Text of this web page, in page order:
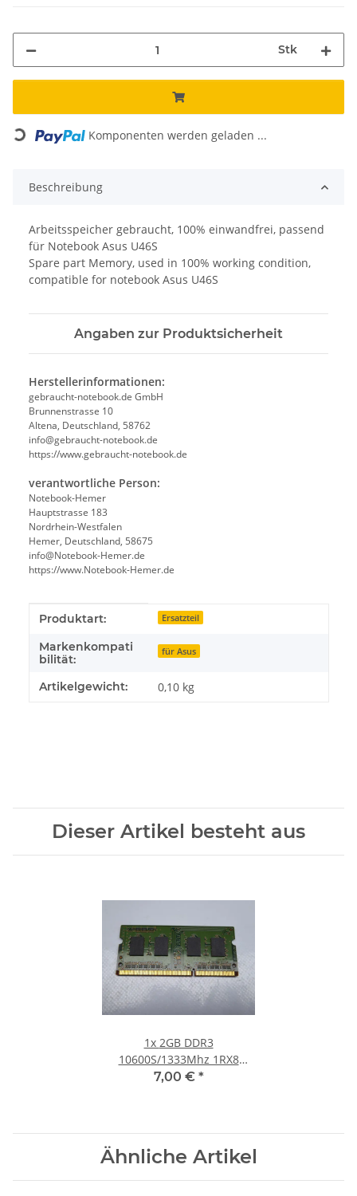
Stk
Loading... Komponenten werden geladen ...
Beschreibung
Arbeitsspeicher gebraucht, 100% einwandfrei, passend
für Notebook Asus U46S
Spare part Memory, used in 100% working condition,
compatible for notebook Asus U46S
Angaben zur Produktsicherheit
Herstellerinformationen:
gebraucht-notebook.de GmbH
Brunnenstrasse 10
Altena, Deutschland, 58762
info@gebraucht-notebook.de
https://www.gebraucht-notebook.de
verantwortliche Person:
Notebook-Hemer
Hauptstrasse 183
Nordrhein-Westfalen
Hemer, Deutschland, 58675
info@Notebook-Hemer.de
https://www.Notebook-Hemer.de
Produkteigenschaft
Wert
Produktart: Ersatzteil
Markenkompati
bilität:
für Asus
Artikelgewicht: 0,10 kg
Dieser Artikel besteht aus
1x 2GB DDR3
10600S/1333Mhz 1RX8
Notebook SO-DIMM RAM
7,00 € *
Ähnliche Artikel